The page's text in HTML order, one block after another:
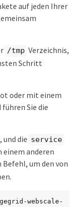
auf jeden Ihrer
/tmp Verzeichnis,
Schritt
oder mit einem
Sie die
und die service
einem anderen
Befehl, um den von
webscale-